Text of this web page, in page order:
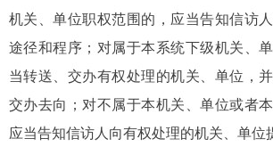
机关、单位职权范围的，应当告知信访
途径和程序；对属于本系统下级机关、
当转送、交办有权处理的机关、单位，
交办去向；对不属于本机关、单位或者
应当告知信访人向有权处理的机关、单位